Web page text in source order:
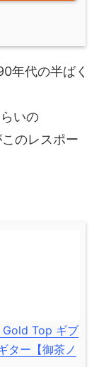
年代の半ばく
いの
のレスポー
Top ギブ
ター【御茶ノ